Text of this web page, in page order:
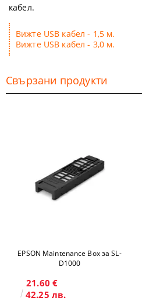
кабел.
Вижте USB кабел - 1,5 м.
Вижте USB кабел - 3,0 м.
Свързани продукти
EPSON Maintenance Box за SL-
D1000
21.60 €
42.25 лв.